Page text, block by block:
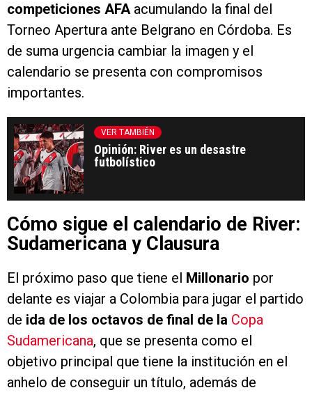
competiciones AFAacumulando la final del
Torneo Apertura ante Belgrano en Córdoba. Es
de suma urgencia cambiar la imagen y el
calendario se presenta con compromisos
importantes.
VER TAMBIÉN
Opinión: River es un desastre
futbolístico
Cómo sigue el calendario de River:
Sudamericana y Clausura
El próximo paso que tiene el Millonario por
delante es viajar a Colombia para jugar el partido
de ida de los octavos de final de la Copa
Sudamericana, que se presenta como el
objetivo principal que tiene la institución en el
anhelo de conseguir un título, además de